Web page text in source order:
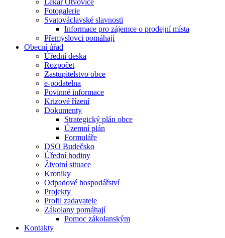
Lékař Otvovice
Fotogalerie
Svatováclavské slavnosti
Informace pro zájemce o prodejní místa
Přemyslovci pomáhají
Obecní úřad
Úřední deska
Rozpočet
Zastupitelstvo obce
e-podatelna
Povinné informace
Krizové řízení
Dokumenty
Strategický plán obce
Územní plán
Formuláře
DSO Budečsko
Úřední hodiny
Životní situace
Kroniky
Odpadové hospodářství
Projekty
Profil zadavatele
Zákolany pomáhají
Pomoc zákolanským
Kontakty